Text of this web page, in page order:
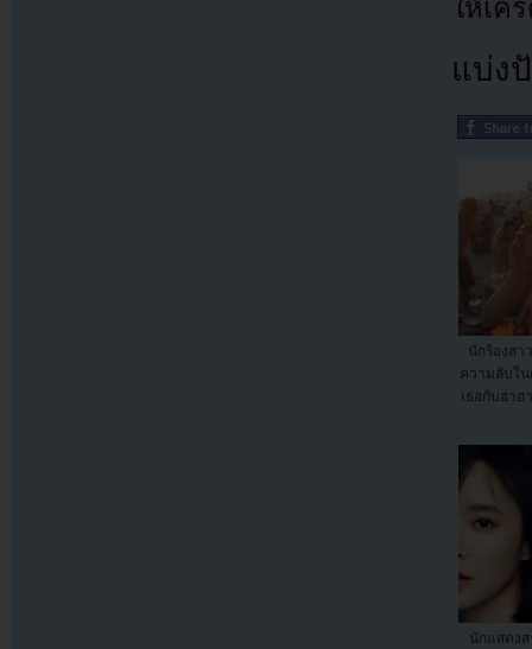
ให้เค
แบ่ง
นักร้องสา
ความลับใ
เธอกับฮาฮ
นักแสดงส